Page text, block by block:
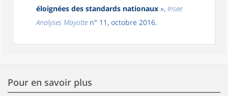
éloignées des standards nationaux », Insee
Analyses Mayotte n° 11, octobre 2016.
Pour en savoir plus